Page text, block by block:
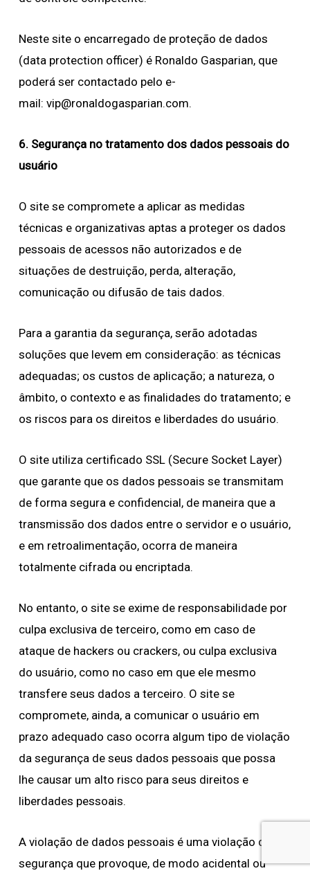
Neste site o encarregado de proteção de dados
(data protection officer) é Ronaldo Gasparian, que
poderá ser contactado pelo e-
mail: vip@ronaldogasparian.com.
6. Segurança no tratamento dos dados pessoais do
usuário
O site se compromete a aplicar as medidas
técnicas e organizativas aptas a proteger os dados
pessoais de acessos não autorizados e de
situações de destruição, perda, alteração,
comunicação ou difusão de tais dados.
Para a garantia da segurança, serão adotadas
soluções que levem em consideração: as técnicas
adequadas; os custos de aplicação; a natureza, o
âmbito, o contexto e as finalidades do tratamento; e
os riscos para os direitos e liberdades do usuário.
O site utiliza certificado SSL (Secure Socket Layer)
que garante que os dados pessoais se transmitam
de forma segura e confidencial, de maneira que a
transmissão dos dados entre o servidor e o usuário,
e em retroalimentação, ocorra de maneira
totalmente cifrada ou encriptada.
No entanto, o site se exime de responsabilidade por
culpa exclusiva de terceiro, como em caso de
ataque de hackers ou crackers, ou culpa exclusiva
do usuário, como no caso em que ele mesmo
transfere seus dados a terceiro. O site se
compromete, ainda, a comunicar o usuário em
prazo adequado caso ocorra algum tipo de violação
da segurança de seus dados pessoais que possa
lhe causar um alto risco para seus direitos e
liberdades pessoais.
A violação de dados pessoais é uma violação de
segurança que provoque, de modo acidental ou